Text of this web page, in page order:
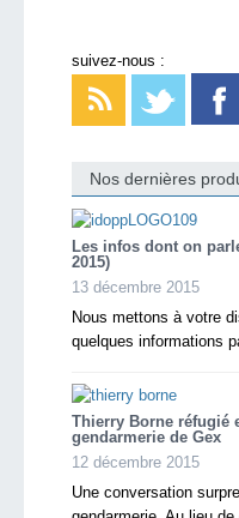
suivez-nous :
Nos dernières
Les infos dont on
2015)
13 décembre 2015
Nous mettons à votre
quelques informations
Thierry Borne réfugié
gendarmerie de Gex
12 décembre 2015
Une conversation